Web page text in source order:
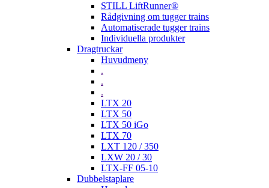
STILL LiftRunner®
Rådgivning om tugger trains
Automatiserade tugger trains
Individuella produkter
Dragtruckar
Huvudmeny
.
.
.
LTX 20
LTX 50
LTX 50 iGo
LTX 70
LXT 120 / 350
LXW 20 / 30
LTX-FF 05-10
Dubbelstaplare